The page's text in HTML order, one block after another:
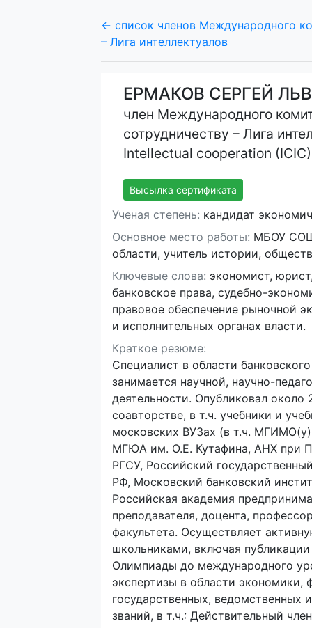
← список членов Международного
– Лига интеллектуалов
ЕРМАКОВ СЕРГЕЙ
член Международного
сотрудничеству – Лига
Intellectual cooperation (ICIC)
Высылка сертификата
Ученая степень: кандидат
Основное место работы: МБОУ СОШ
области, учитель истории,
Ключевые слова: экономист,
банковское права, судебно-
правовое обеспечение рыночной
и исполнительных органах власти.
Краткое резюме:
Специалист в области
занимается научной, научно-
деятельности. Опубликовал около
соавторстве, в т.ч. учебники и
московских ВУЗах (в т.ч.
МГЮА им. О.Е. Кутафина, АНХ при
РГСУ, Российский
РФ, Московский банковский
Российская академия
преподавателя, доцента,
факультета. Осуществляет
школьниками, включая
Олимпиады до международного
экспертизы в области экономики,
государственных, ведомственных
званий, в т.ч.: Действительный